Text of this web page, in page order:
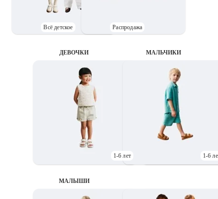
Всё детское Распродажа
ДЕВОЧКИ
1-6 лет
MАЛЬЧИКИ
1-6
МАЛЫШИ